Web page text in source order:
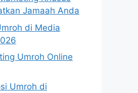
Jamaah Anda
di Media
Umroh Online
Umroh di